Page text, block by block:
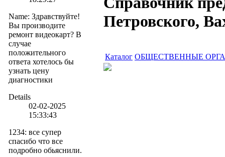
Name: Здравствуйте!
Вы производите
ремонт видеокарт? В
случае
положительного
ответа хотелось бы
узнать цену
диагностики
Details
02-02-2025
15:33:43
1234: все супер
спасибо что все
подробно обьяснили.
Петровского,
Каталог ОБЩЕСТВЕННЫЕ